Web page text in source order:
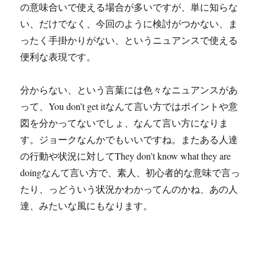
の意味合いで使える場合が多いですが、単に知らな
い、だけでなく、今回のように検討がつかない、ま
ったく手掛かりがない、というニュアンスで使える
便利な表現です。
分からない、という言葉には色々なニュアンスがあ
って、You don’t get itなんて言い方ではポイントや意
図を分かってないでしょ、なんて言い方になりま
す。ジョークなんかでもいいですね。またある人達
の行動や状況に対してThey don’t know what they are
doingなんて言い方で、素人、初心者的な意味で言っ
たり、っどういう状況かわかってんのかね、あの人
達、みたいな風にもなります。